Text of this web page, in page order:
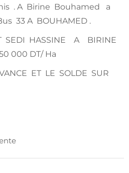
. A Birine Bouhamed a
33 A BOUHAMED .
SEDI HASSINE A BIRINE
000 DT/ Ha
ET LE SOLDE SUR